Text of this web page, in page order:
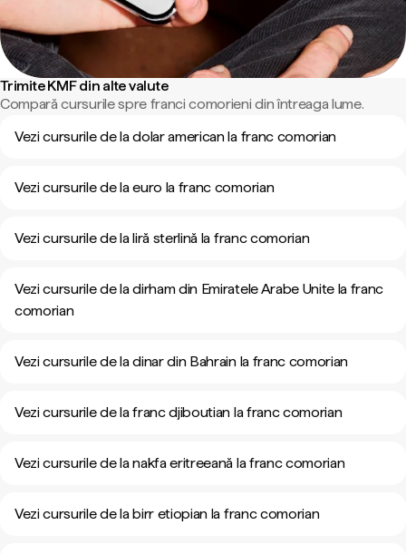
Trimite KMF din alte valute
Compară cursurile spre franci comorieni din întreaga lume.
Vezi cursurile de la dolar american la franc comorian
Vezi cursurile de la euro la franc comorian
Vezi cursurile de la liră sterlină la franc comorian
Vezi cursurile de la dirham din Emiratele Arabe Unite la franc
comorian
Vezi cursurile de la dinar din Bahrain la franc comorian
Vezi cursurile de la franc djiboutian la franc comorian
Vezi cursurile de la nakfa eritreeană la franc comorian
Vezi cursurile de la birr etiopian la franc comorian